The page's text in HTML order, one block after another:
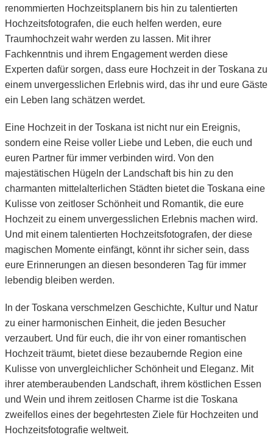
renommierten Hochzeitsplanern bis hin zu talentierten
Hochzeitsfotografen, die euch helfen werden, eure
Traumhochzeit wahr werden zu lassen. Mit ihrer
Fachkenntnis und ihrem Engagement werden diese
Experten dafür sorgen, dass eure Hochzeit in der Toskana zu
einem unvergesslichen Erlebnis wird, das ihr und eure Gäste
ein Leben lang schätzen werdet.
Eine Hochzeit in der Toskana ist nicht nur ein Ereignis,
sondern eine Reise voller Liebe und Leben, die euch und
euren Partner für immer verbinden wird. Von den
majestätischen Hügeln der Landschaft bis hin zu den
charmanten mittelalterlichen Städten bietet die Toskana eine
Kulisse von zeitloser Schönheit und Romantik, die eure
Hochzeit zu einem unvergesslichen Erlebnis machen wird.
Und mit einem talentierten Hochzeitsfotografen, der diese
magischen Momente einfängt, könnt ihr sicher sein, dass
eure Erinnerungen an diesen besonderen Tag für immer
lebendig bleiben werden.
In der Toskana verschmelzen Geschichte, Kultur und Natur
zu einer harmonischen Einheit, die jeden Besucher
verzaubert. Und für euch, die ihr von einer romantischen
Hochzeit träumt, bietet diese bezaubernde Region eine
Kulisse von unvergleichlicher Schönheit und Eleganz. Mit
ihrer atemberaubenden Landschaft, ihrem köstlichen Essen
und Wein und ihrem zeitlosen Charme ist die Toskana
zweifellos eines der begehrtesten Ziele für Hochzeiten und
Hochzeitsfotografie weltweit.